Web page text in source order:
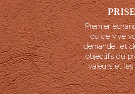
Premier
ou de vive
demande et
objectifs du
valeurs et